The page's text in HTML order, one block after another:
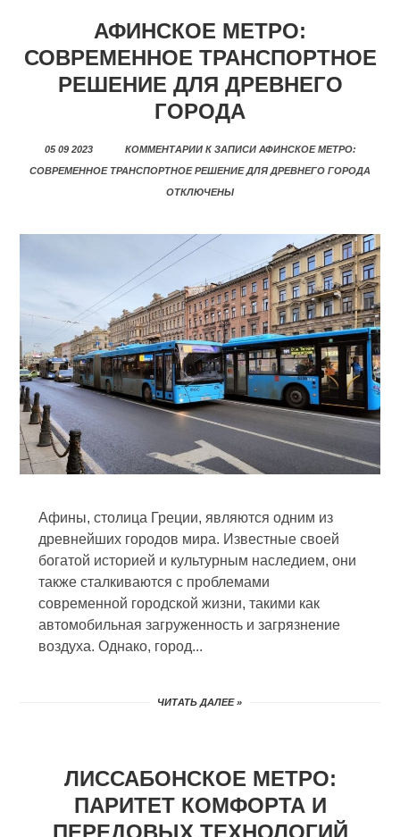
АФИНСКОЕ МЕТРО:
СОВРЕМЕННОЕ ТРАНСПОРТНОЕ
РЕШЕНИЕ ДЛЯ ДРЕВНЕГО
ГОРОДА
05 09 2023 КОММЕНТАРИИК ЗАПИСИ АФИНСКОЕ МЕТРО:
СОВРЕМЕННОЕ ТРАНСПОРТНОЕ РЕШЕНИЕ ДЛЯ ДРЕВНЕГО ГОРОДА
ОТКЛЮЧЕНЫ
Афины, столица Греции, являются одним из
древнейших городов мира. Известные своей
богатой историей и культурным наследием, они
также сталкиваются с проблемами
современной городской жизни, такими как
автомобильная загруженность и загрязнение
воздуха. Однако, город...
ЧИТАТЬ ДАЛЕЕ »
ЛИССАБОНСКОЕ МЕТРО:
ПАРИТЕТ КОМФОРТА И
ПЕРЕДОВЫХ ТЕХНОЛОГИЙ